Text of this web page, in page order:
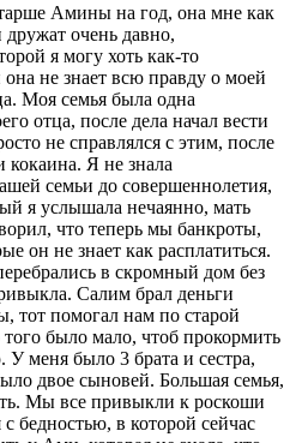
Амины на год, она мне как
очень давно,
я могу хоть как-то
не знает всю правду о моей
Моя семья была одна
отца, после дела начал вести
не справлялся с этим, после
кокаина. Я не знала
семьи до совершеннолетия,
я услышала нечаянно, мать
что теперь мы банкроты,
он не знает как расплатиться.
в скромный дом без
Салим брал деньги
тот помогал нам по старой
было мало, чтоб прокормить
меня было 3 брата и сестра,
двое сыновей. Большая семья,
Мы все привыкли к роскоши
бедностью, в которой сейчас